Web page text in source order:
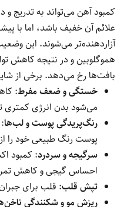
آهن یک ماده معدنی اساسی
آن کمک به تولید هموگلوبین
پروتئینی است که اکسیژن را از
منتقل می‌کند. بدون وجود آهن
مشکل شده و اکسیژن‌رسانی
خستگی، ضعف، رنگ‌پریدگی و
آهن علاوه بر نقش حیاتی در
ایمنی، ساخت برخی
سلامت مو، پوست و ناخن نیز
در زنان باردار، کودکان،
صورت بی‌توجهی می‌تواند